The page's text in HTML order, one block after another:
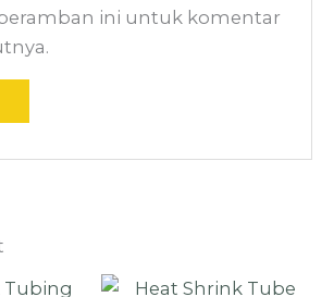
ini untuk komentar